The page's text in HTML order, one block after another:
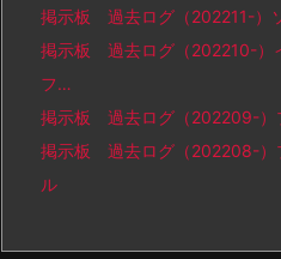
掲示板 過去ログ（202211-）
掲示板 過去ログ（202210-）
フ…
掲示板 過去ログ（202209-）
掲示板 過去ログ（202208-）
ル